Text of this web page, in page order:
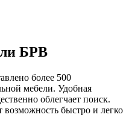
БРВ
более 500
мебели. Удобная
облегчает поиск.
возможность быстро и легко